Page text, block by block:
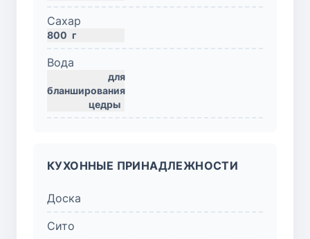
Сахар
800 г
Вода
для
бланширования
цедры
КУХОННЫЕ ПРИНАДЛЕЖНОСТИ
Доска
Сито